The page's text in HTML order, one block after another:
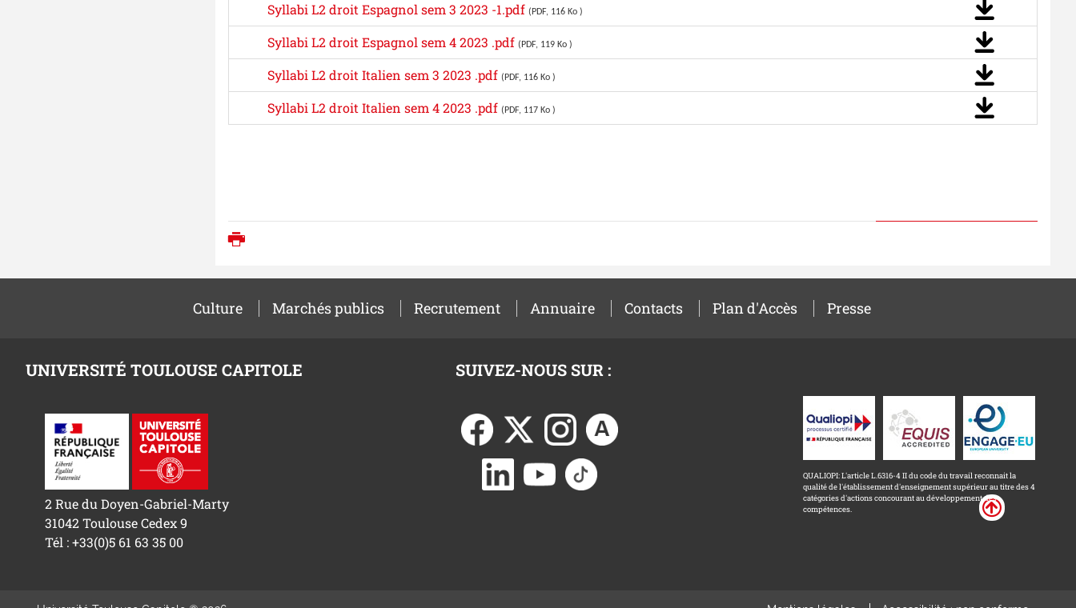
Syllabi L2 droit Espagnol sem 3 2023 -1.pdf (PDF, 116 Ko )
Syllabi L2 droit Espagnol sem 4 2023 .pdf (PDF, 119 Ko )
Syllabi L2 droit Italien sem 3 2023 .pdf (PDF, 116 Ko )
Syllabi L2 droit Italien sem 4 2023 .pdf (PDF, 117 Ko )
Culture Marchés publics Recrutement Annuaire Contacts Plan d'Accès Presse
UNIVERSITÉ TOULOUSE CAPITOLE
2 Rue du Doyen-Gabriel-Marty
31042 Toulouse Cedex 9
Tél : +33(0)5 61 63 35 00
SUIVEZ-NOUS SUR :
QUALIOPI: L'article L.6316-4 II du code du travail reconnait la
qualité de l'établissement d'enseignement supérieur au titre des 4
catégories d'actions concourant au développement des
compétences.